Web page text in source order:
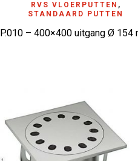
ADD TO WISHLIST
RVS VLOERPUTTEN ,
STANDAARD PUTTEN
P.010 – 400×400 uitgang Ø 154